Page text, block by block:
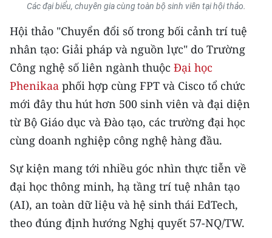
TRI THỨC CHUYÊN SÂU
54 DÂN TỘC VIỆT NAM
CHƯƠNG TRÌNH OCOP - MỖI XÃ
MỘT SẢN PHẨM
RADIO
MEDIA CENTER
E-Magazine
Các đại biểu, chuyên gia cùng toàn bộ sinh viên tại hội thảo.
Hội thảo "Chuyển đổi số trong bối cảnh trí tuệ
nhân tạo: Giải pháp và nguồn lực" do Trường
Công nghệ số liên ngành thuộc Đại học
Phenikaa phối hợp cùng FPT và Cisco tổ chức
mới đây thu hút hơn 500 sinh viên và đại diện
từ Bộ Giáo dục và Đào tạo, các trường đại học
cùng doanh nghiệp công nghệ hàng đầu.
Sự kiện mang tới nhiều góc nhìn thực tiễn về
đại học thông minh, hạ tầng trí tuệ nhân tạo
(AI), an toàn dữ liệu và hệ sinh thái EdTech,
theo đúng định hướng Nghị quyết 57-NQ/TW.